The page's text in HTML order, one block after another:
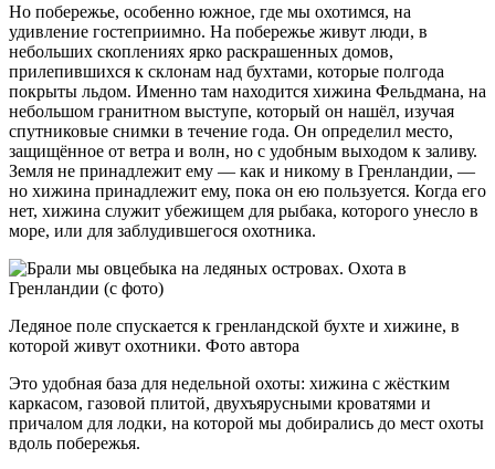
Но побережье, особенно южное, где мы охотимся, на
удивление гостеприимно. На побережье живут люди, в
небольших скоплениях ярко раскрашенных домов,
прилепившихся к склонам над бухтами, которые полгода
покрыты льдом. Именно там находится хижина Фельдмана, на
небольшом гранитном выступе, который он нашёл, изучая
спутниковые снимки в течение года. Он определил место,
защищённое от ветра и волн, но с удобным выходом к заливу.
Земля не принадлежит ему — как и никому в Гренландии, —
но хижина принадлежит ему, пока он ею пользуется. Когда его
нет, хижина служит убежищем для рыбака, которого унесло в
море, или для заблудившегося охотника.
Ледяное поле спускается к гренландской бухте и хижине, в
которой живут охотники. Фото автора
Это удобная база для недельной охоты: хижина с жёстким
каркасом, газовой плитой, двухъярусными кроватями и
причалом для лодки, на которой мы добирались до мест охоты
вдоль побережья.